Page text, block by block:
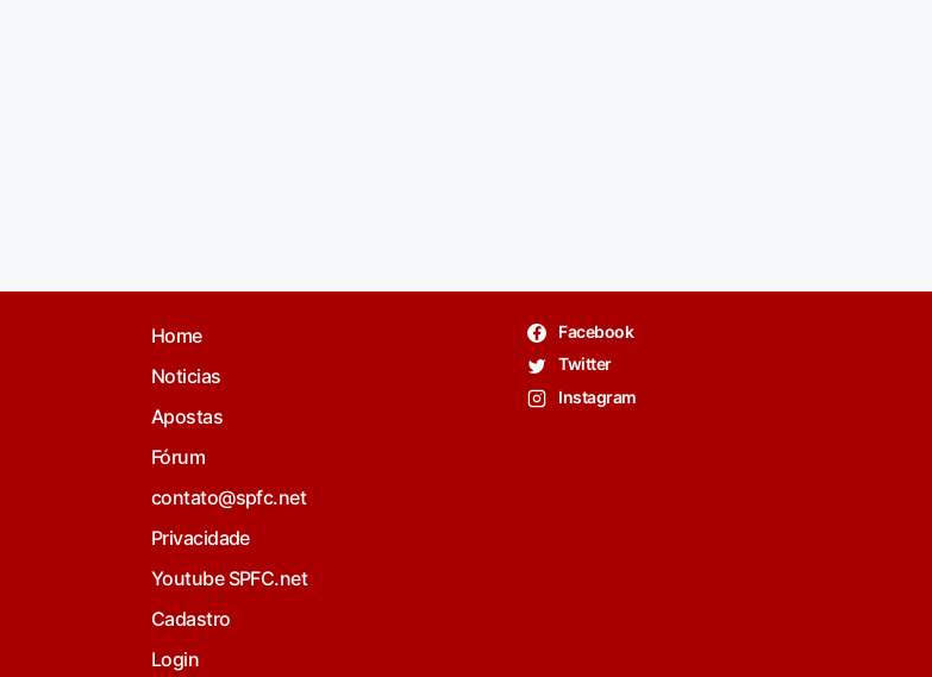
Home
Noticias
Apostas
Fórum
contato@spfc.net
Privacidade
Youtube SPFC.net
Cadastro
Login
Facebook
Twitter
Instagram